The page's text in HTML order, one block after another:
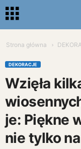
Strona główna
DEKORACJE
Wzięła
je: Piękne
nie tylko